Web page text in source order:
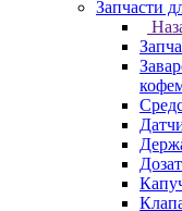
Запчасти